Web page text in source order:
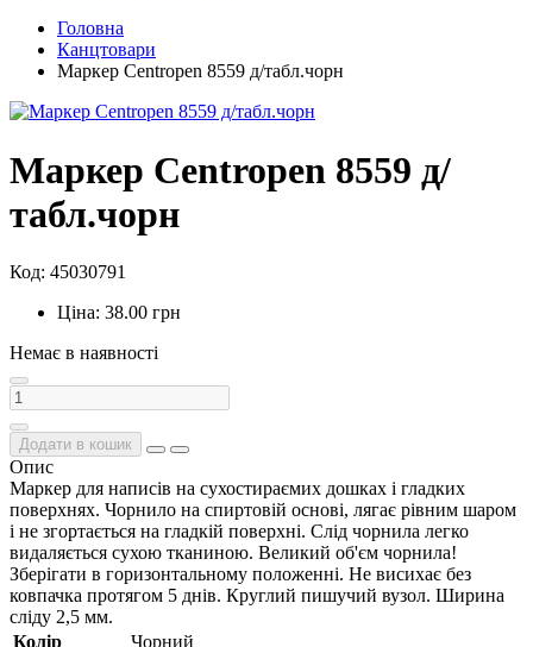
Головна
Канцтовари
Маркер Centropen 8559 д/табл.чорн
Маркер Centropen 8559 д/
табл.чорн
Код: 45030791
Ціна: 38.00 грн
Немає в наявності
Додати в кошик
Опис
Маркер для написів на сухостираємих дошках і гладких
поверхнях. Чорнило на спиртовій основі, лягає рівним шаром
і не згортається на гладкій поверхні. Слід чорнила легко
видаляється сухою тканиною. Великий об'єм чорнила!
Зберігати в горизонтальному положенні. Не висихає без
ковпачка протягом 5 днів. Круглий пишучий вузол. Ширина
сліду 2,5 мм.
Колір
Чорний